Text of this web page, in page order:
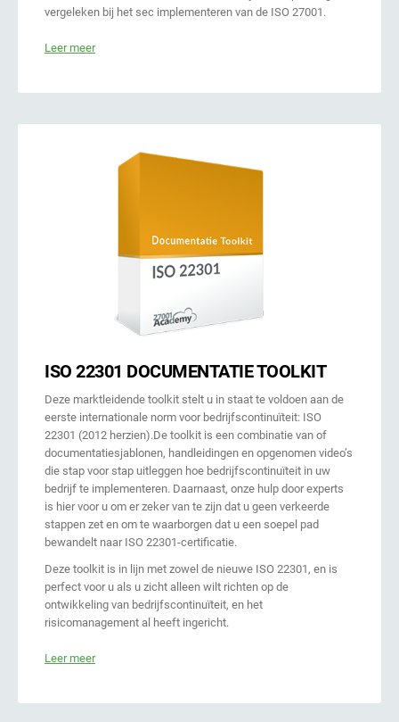
vergeleken bij het sec implementeren van de ISO 27001.
Leer meer
ISO 22301 DOCUMENTATIE TOOLKIT
Deze marktleidende toolkit stelt u in staat te voldoen aan de
eerste internationale norm voor bedrijfscontinuïteit: ISO
22301 (2012 herzien).De toolkit is een combinatie van of
documentatiesjablonen, handleidingen en opgenomen video’s
die stap voor stap uitleggen hoe bedrijfscontinuïteit in uw
bedrijf te implementeren. Daarnaast, onze hulp door experts
is hier voor u om er zeker van te zijn dat u geen verkeerde
stappen zet en om te waarborgen dat u een soepel pad
bewandelt naar ISO 22301-certificatie.
Deze toolkit is in lijn met zowel de nieuwe ISO 22301, en is
perfect voor u als u zicht alleen wilt richten op de
ontwikkeling van bedrijfscontinuïteit, en het
risicomanagement al heeft ingericht.
Leer meer